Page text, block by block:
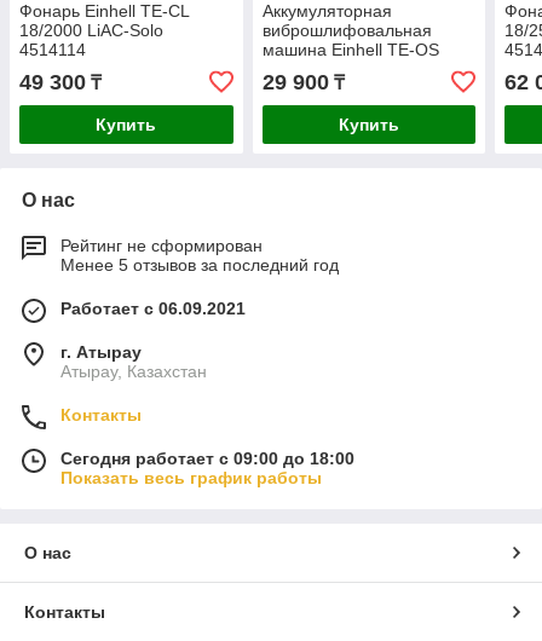
Фонарь Einhell TE-CL
18/2000 LiAC-Solo
4514114
49 300 ₸
Купить
Аккумуляторная
виброшлифовальная
машина Einhell TE-OS
18/150 Li Solo 4460708
29 900₸
Купить
18/
62
О нас
Рейтинг не сформирован
Менее 5 отзывов за последний год
Работает с 06.09.2021
г. Атырау
Атырау, Казахстан
Контакты
Сегодня работает с 09:00 до 18:00
Показать весь график работы
О нас
Контакты